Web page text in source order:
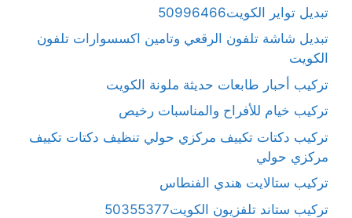
تبديل تواير الكويت50996466
تبديل شاشة تلفون الرقعي وتامين اكسسوارات تلفون
الكويت
تركيب أحبار طابعات حديثة ملونة الكويت
تركيب خيام للأفراح والمناسبات رخيص
تركيب دكتات تكييف مركزي حولي تنظيف دكتات تكييف
مركزي حولي
تركيب ستالايت هندي الفنطاس
تركيب ستاند تلفزيون الكويت50355377